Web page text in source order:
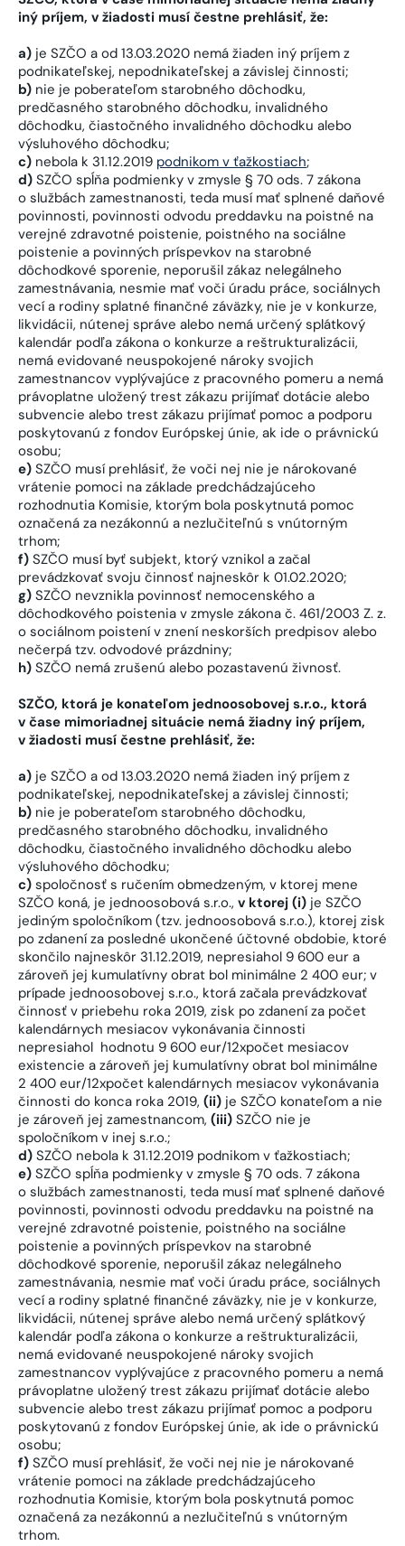
iný príjem, v žiadosti musí čestne prehlásiť, že:
a) je SZČO a od 13.03.2020 nemá žiaden iný príjem z
podnikateľskej, nepodnikateľskej a závislej činnosti;
b) nie je poberateľom starobného dôchodku,
predčasného starobného dôchodku, invalidného
dôchodku, čiastočného invalidného dôchodku alebo
výsluhového dôchodku;
c) nebola k 31.12.2019 podnikom v ťažkostiach;
d) SZČO spĺňa podmienky v zmysle § 70 ods. 7 zákona
o službách zamestnanosti, teda musí mať splnené daňové
povinnosti, povinnosti odvodu preddavku na poistné na
verejné zdravotné poistenie, poistného na sociálne
poistenie a povinných príspevkov na starobné
dôchodkové sporenie, neporušil zákaz nelegálneho
zamestnávania, nesmie mať voči úradu práce, sociálnych
vecí a rodiny splatné finančné záväzky, nie je v konkurze,
likvidácii, nútenej správe alebo nemá určený splátkový
kalendár podľa zákona o konkurze a reštrukturalizácii,
nemá evidované neuspokojené nároky svojich
zamestnancov vyplývajúce z pracovného pomeru a nemá
právoplatne uložený trest zákazu prijímať dotácie alebo
subvencie alebo trest zákazu prijímať pomoc a podporu
poskytovanú z fondov Európskej únie, ak ide o právnickú
osobu;
e) SZČO musí prehlásiť, že voči nej nie je nárokované
vrátenie pomoci na základe predchádzajúceho
rozhodnutia Komisie, ktorým bola poskytnutá pomoc
označená za nezákonnú a nezlučiteľnú s vnútorným
trhom;
f) SZČO musí byť subjekt, ktorý vznikol a začal
prevádzkovať svoju činnosť najneskôr k 01.02.2020;
g) SZČO nevznikla povinnosť nemocenského a
dôchodkového poistenia v zmysle zákona č. 461/2003 Z. z.
o sociálnom poistení v znení neskorších predpisov alebo
nečerpá tzv. odvodové prázdniny;
h) SZČO nemá zrušenú alebo pozastavenú živnosť.
SZČO, ktorá je konateľom jednoosobovej s.r.o., ktorá
v čase mimoriadnej situácie nemá žiadny iný príjem,
v žiadosti musí čestne prehlásiť, že:
a) je SZČO a od 13.03.2020 nemá žiaden iný príjem z
podnikateľskej, nepodnikateľskej a závislej činnosti;
b) nie je poberateľom starobného dôchodku,
predčasného starobného dôchodku, invalidného
dôchodku, čiastočného invalidného dôchodku alebo
výsluhového dôchodku;
c) spoločnosť s ručením obmedzeným, v ktorej mene
SZČO koná, je jednoosobová s.r.o., v ktorej (i) je SZČO
jediným spoločníkom (tzv. jednoosobová s.r.o.), ktorej zisk
po zdanení za posledné ukončené účtovné obdobie, ktoré
skončilo najneskôr 31.12.2019, nepresiahol 9 600 eur a
zároveň jej kumulatívny obrat bol minimálne 2 400 eur; v
prípade jednoosobovej s.r.o., ktorá začala prevádzkovať
činnosť v priebehu roka 2019, zisk po zdanení za počet
kalendárnych mesiacov vykonávania činnosti
nepresiahol hodnotu 9 600 eur/12xpočet mesiacov
existencie a zároveň jej kumulatívny obrat bol minimálne
2 400 eur/12xpočet kalendárnych mesiacov vykonávania
činnosti do konca roka 2019, (ii) je SZČO konateľom a nie
je zároveň jej zamestnancom, (iii) SZČO nie je
spoločníkom v inej s.r.o.;
d) SZČO nebola k 31.12.2019 podnikom v ťažkostiach;
e) SZČO spĺňa podmienky v zmysle § 70 ods. 7 zákona
o službách zamestnanosti, teda musí mať splnené daňové
povinnosti, povinnosti odvodu preddavku na poistné na
verejné zdravotné poistenie, poistného na sociálne
poistenie a povinných príspevkov na starobné
dôchodkové sporenie, neporušil zákaz nelegálneho
zamestnávania, nesmie mať voči úradu práce, sociálnych
vecí a rodiny splatné finančné záväzky, nie je v konkurze,
likvidácii, nútenej správe alebo nemá určený splátkový
kalendár podľa zákona o konkurze a reštrukturalizácii,
nemá evidované neuspokojené nároky svojich
zamestnancov vyplývajúce z pracovného pomeru a nemá
právoplatne uložený trest zákazu prijímať dotácie alebo
subvencie alebo trest zákazu prijímať pomoc a podporu
poskytovanú z fondov Európskej únie, ak ide o právnickú
osobu;
f) SZČO musí prehlásiť, že voči nej nie je nárokované
vrátenie pomoci na základe predchádzajúceho
rozhodnutia Komisie, ktorým bola poskytnutá pomoc
označená za nezákonnú a nezlučiteľnú s vnútorným
trhom.